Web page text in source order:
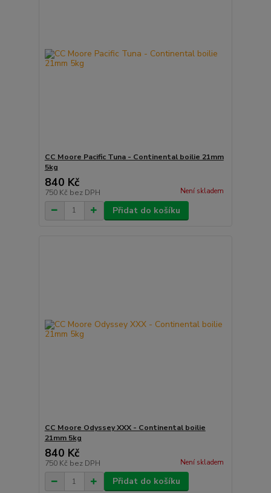
CC Moore Pacific Tuna - Continental boilie 21mm
5kg
840 Kč
750 Kč bez DPH Není skladem
Přidat do košíku
CC Moore Odyssey XXX - Continental boilie
21mm 5kg
840 Kč
750 Kč bez DPH Není skladem
Přidat do košíku